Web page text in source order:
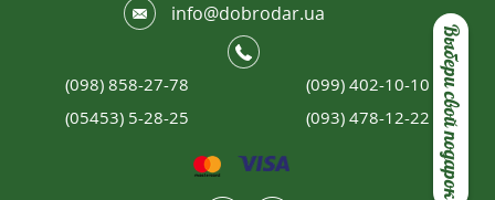
Выбери свой подарок
info@dobrodar.ua
(098) 858-27-78
(099) 402-10-10
(05453) 5-28-25
(093) 478-12-22